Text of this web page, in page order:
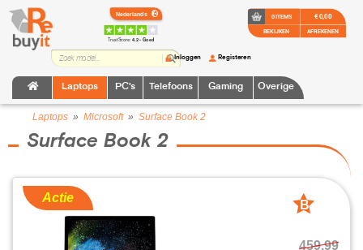
TrustScore:4.2 • Goed
Laptops PC's Telefoons Gaming Overige
Inloggen Registeren
0 ITEMS
BEKIJKEN
€ 0,00
AFREKENEN
Laptops » Microsoft» Surface Book 2
Surface Book 2
Actie
459,99
B